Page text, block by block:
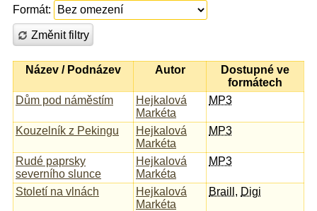
Formát:
Změnit filtry
Název / Podnázev Autor
Dostupné ve
formátech
Dům pod náměstím
Hejkalová
Markéta
MP3
Kouzelník z Pekingu
Hejkalová
Markéta
MP3
Rudé paprsky
severního slunce
Hejkalová
Markéta
MP3
Století na vlnách
Hejkalová
Markéta
Braill , Digi